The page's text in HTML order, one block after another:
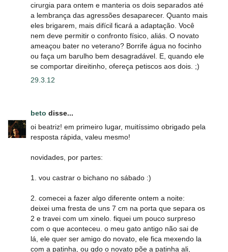
cirurgia para ontem e manteria os dois separados até
a lembrança das agressões desaparecer. Quanto mais
eles brigarem, mais difícil ficará a adaptação. Você
nem deve permitir o confronto físico, aliás. O novato
ameaçou bater no veterano? Borrife água no focinho
ou faça um barulho bem desagradável. E, quando ele
se comportar direitinho, ofereça petiscos aos dois. ;)
29.3.12
beto disse...
oi beatriz! em primeiro lugar, muitíssimo obrigado pela
resposta rápida, valeu mesmo!
novidades, por partes:
1. vou castrar o bichano no sábado :)
2. comecei a fazer algo diferente ontem a noite:
deixei uma fresta de uns 7 cm na porta que separa os
2 e travei com um xinelo. fiquei um pouco surpreso
com o que aconteceu. o meu gato antigo não sai de
lá, ele quer ser amigo do novato, ele fica mexendo la
com a patinha, ou qdo o novato põe a patinha ali,